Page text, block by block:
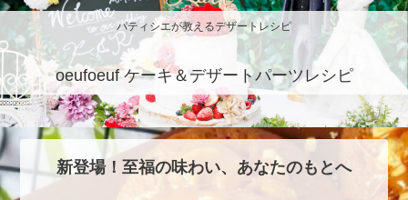
パティシエが教えるデザートレシピ
oeufoeuf ケーキ＆デザートパーツレシピ
新登場！至福の味わい、あなたのもとへ